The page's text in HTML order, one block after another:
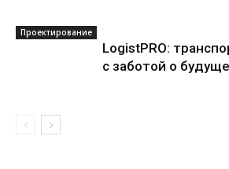
Проектирование
LogistPRO:
с заботой о